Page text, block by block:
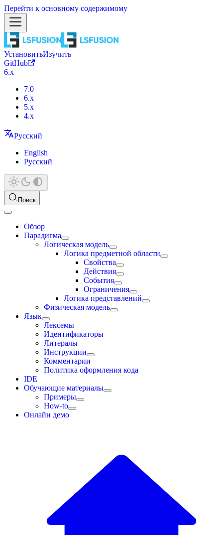
Перейти к основному содержимому
УстановитьИзучить
GitHub
6.x
7.0
6.x
5.x
4.x
Русский
English
Русский
Поиск
Обзор
Парадигма
Логическая модель
Логика предметной области
Свойства
Действия
События
Ограничения
Логика представлений
Физическая модель
Язык
Лексемы
Идентификаторы
Литералы
Инструкции
Комментарии
Политика оформления кода
IDE
Обучающие материалы
Примеры
How-to
Онлайн демо